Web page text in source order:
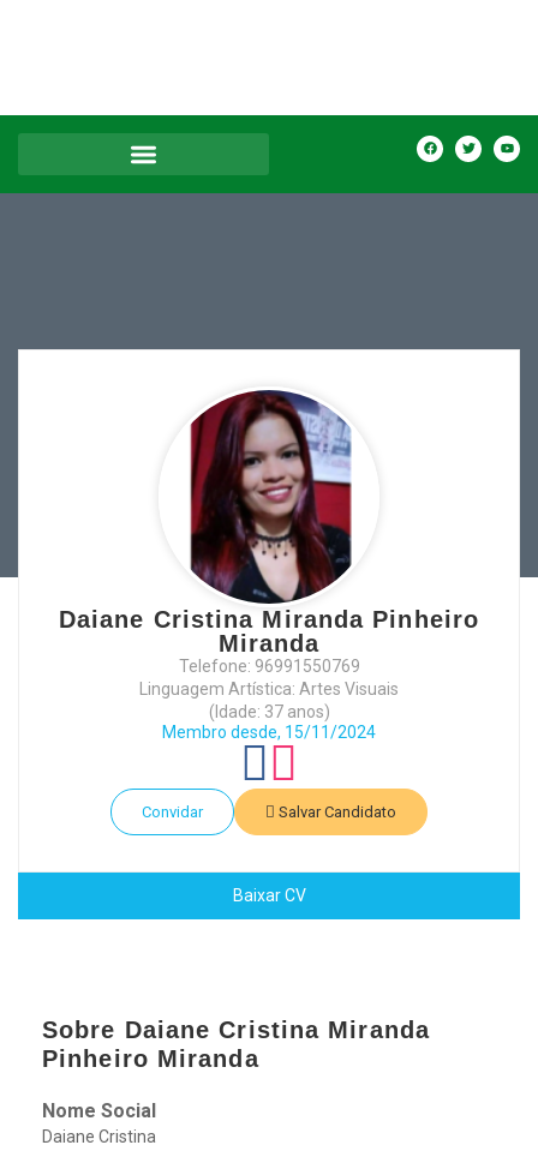
Daiane Cristina Miranda Pinheiro
Miranda
Telefone: 96991550769
Linguagem Artística: Artes Visuais
(Idade: 37 anos)
Membro desde, 15/11/2024
Convidar Salvar Candidato
Baixar CV
Sobre Daiane Cristina Miranda
Pinheiro Miranda
Nome Social
Daiane Cristina